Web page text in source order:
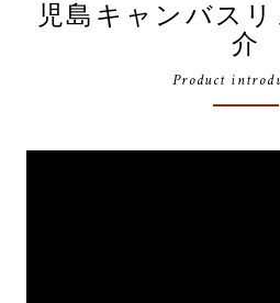
児島キャンバス
介
Product